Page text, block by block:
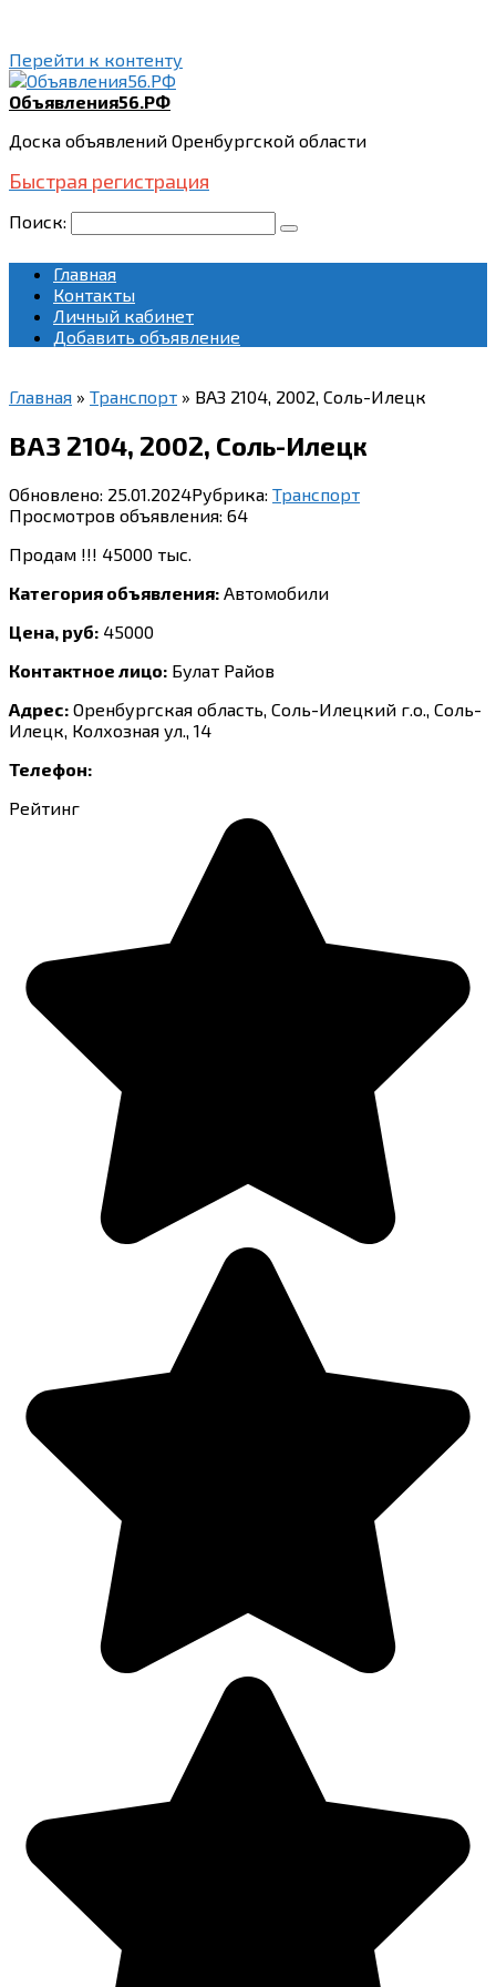
Перейти к контенту
Объявления56.РФ
Доска объявлений Оренбургской области
Быстрая регистрация
Поиск:
Главная
Контакты
Личный кабинет
Добавить объявление
Главная » Транспорт » ВАЗ 2104, 2002, Соль-Илецк
ВАЗ 2104, 2002, Соль-Илецк
Обновлено: 25.01.2024Рубрика: Транспорт
Просмотров объявления: 64
Продам !!! 45000 тыс.
Категория объявления: Автомобили
Цена, руб: 45000
Контактное лицо: Булат Райов
Адрес: Оренбургская область, Соль-Илецкий г.о., Соль-
Илецк, Колхозная ул., 14
Телефон:
Рейтинг